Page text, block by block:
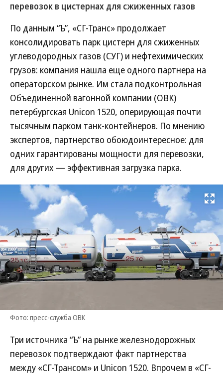
перевозок в цистернах для сжиженных газов
По данным “Ъ”, «СГ-Транс» продолжает
консолидировать парк цистерн для сжиженных
углеводородных газов (СУГ) и нефтехимических
грузов: компания нашла еще одного партнера на
операторском рынке. Им стала подконтрольная
Объединенной вагонной компании (ОВК)
петербургская Unicon 1520, оперирующая почти
тысячным парком танк-контейнеров. По мнению
экспертов, партнерство обоюдоинтересное: для
одних гарантированы мощности для перевозки,
для других — эффективная загрузка парка.
Развернуть
Фото: пресс-служба ОВК
Три источника “Ъ” на рынке железнодорожных
перевозок подтверждают факт партнерства
между «СГ-Трансом» и Unicon 1520. Впрочем в «СГ-